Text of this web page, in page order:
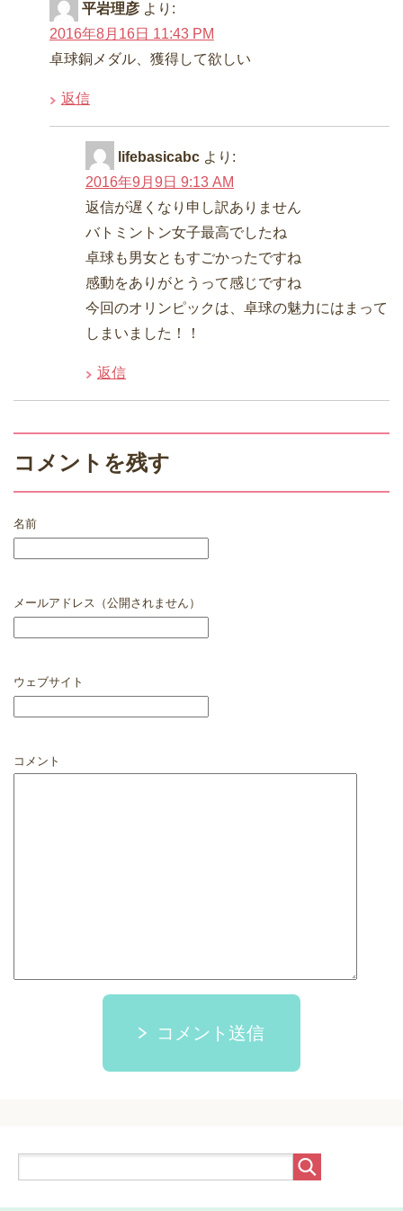
平岩理彦 より:
2016年8月16日 11:43 PM
卓球銅メダル、獲得して欲しい
返信
lifebasicabc より:
2016年9月9日 9:13 AM
返信が遅くなり申し訳ありません
バトミントン女子最高でしたね
卓球も男女ともすごかったですね
感動をありがとうって感じですね
今回のオリンピックは、卓球の魅力にはまって
しまいました！！
返信
コメントを残す
名前
メールアドレス（公開されません）
ウェブサイト
コメント
コメント送信